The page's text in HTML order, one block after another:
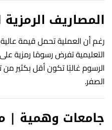
المصاريف الرمزية
رغم أن العملية تحمل قيمة
التعليمية تفرض رسومًا رمزية
الرسوم غالبًا تكون أقل بكثير
الصفر.
جامعات وهمية |